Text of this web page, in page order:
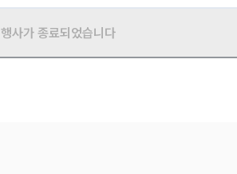
행사가 종료되었습니다